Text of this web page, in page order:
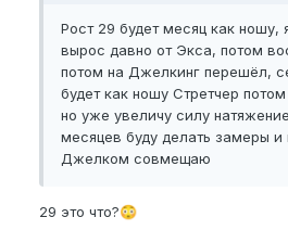
Рост 29 будет месяц как ношу,
вырос давно от Экса, потом
потом на Джелкинг перешёл,
будет как ношу Стретчер
но уже увеличу силу
месяцев буду делать замеры и
Джелком совмещаю
29 это что?😳